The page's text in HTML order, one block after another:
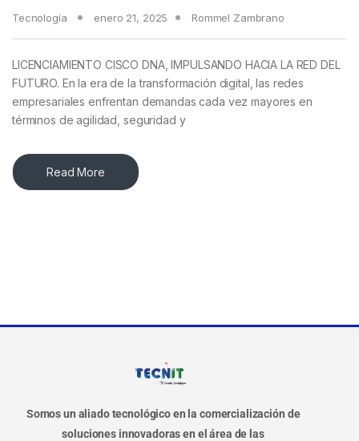
Tecnología enero 21, 2025 Rommel Zambrano
LICENCIAMIENTO CISCO DNA, IMPULSANDO HACIA LA RED DEL
FUTURO. En la era de la transformación digital, las redes
empresariales enfrentan demandas cada vez mayores en
términos de agilidad, seguridad y
Read More
Somos un aliado tecnológico en la comercialización de
soluciones innovadoras en el área de las